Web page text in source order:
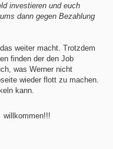
investieren und euch
dann gegen Bezahlung
weiter macht. Trotzdem
finden der den Job
was Werner nicht
wieder flott zu machen.
kann.
willkommen!!!